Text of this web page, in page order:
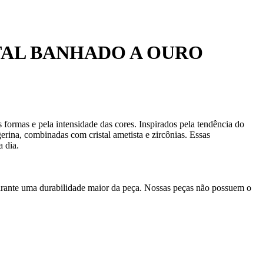
BANHADO A OURO
e pela intensidade das cores. Inspirados pela tendência do
combinadas com cristal ametista e zircônias. Essas
dia.
uma durabilidade maior da peça. Nossas peças não possuem o